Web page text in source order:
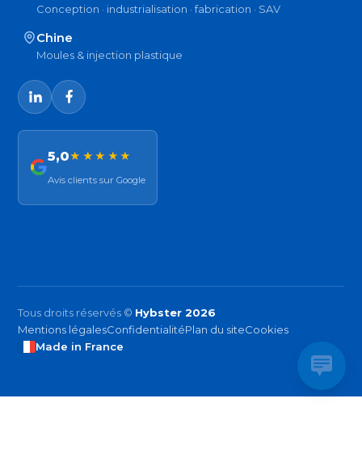
Conception · industrialisation · fabrication · SAV
Chine
Moules & injection plastique
5,0★★★★★
Avis clients sur Google
Tous droits réservés © Hybster 2026
Mentions légalesConfidentialitéPlan du siteCookies
Made in France